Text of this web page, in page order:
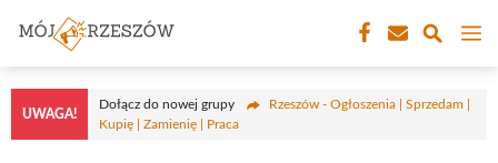
treści
UWAGA!
Dołącz do nowej grupy
Rzeszów - Ogłoszenia | Sprzedam |
Kupię | Zamienię | Praca